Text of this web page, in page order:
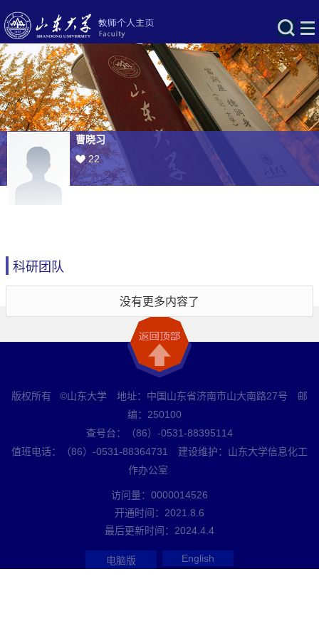
曹晓习
22
科研团队
没有更多内容了
版权所有 ©山东大学 地址：中国山东省济南市山大南路27号 邮
编：250100
查号台：（86）-0531-88395114
值班电话：（86）-0531-88364731 建设维护：山东大学信息化工
作办公室
访问量： 0000014526
开通时间： 2021 8 6
最后更新时间： 2024 4 4
电脑版 English